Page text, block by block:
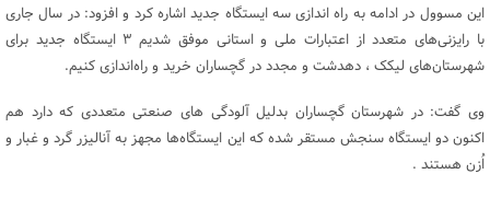
این مسوول در ادامه به راه اندازی سه ایستگاه جدید اشاره کرد و افزود: در سال جاری
با رایزنی‌های متعدد از اعتبارات ملی و استانی موفق شدیم ۳ ایستگاه جدید برای
شهرستان‌های لیکک ، دهدشت و مجدد در گچساران خرید و راه‌اندازی کنیم.
وی گفت: در شهرستان گچساران بدلیل آلودگی های صنعتی متعددی که دارد هم
اکنون دو ایستگاه سنجش مستقر شده که این ایستگاه‌ها مجهز به آنالیزر گرد و غبار و
اُزن هستند .